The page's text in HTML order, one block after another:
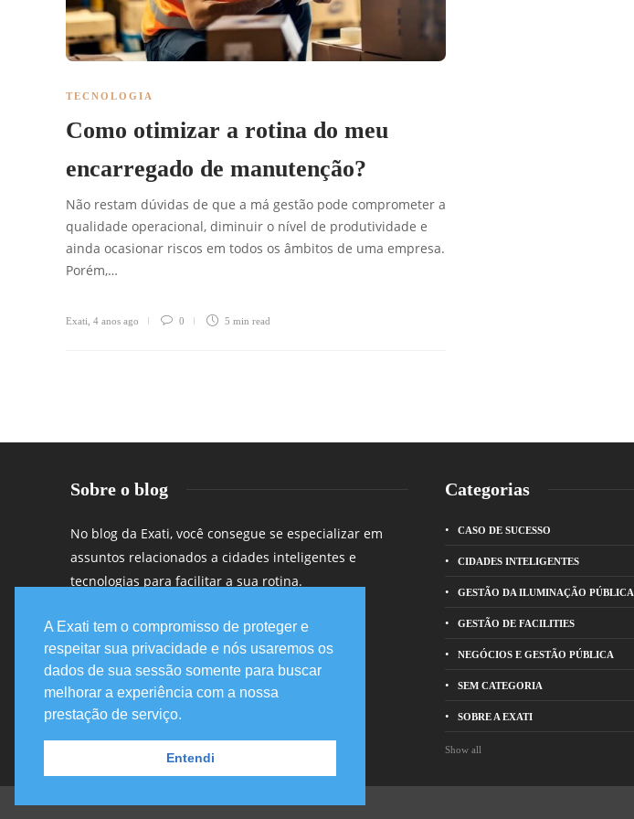
TECNOLOGIA
Como otimizar a rotina do meu
encarregado de manutenção?
Não restam dúvidas de que a má gestão pode comprometer a
qualidade operacional, diminuir o nível de produtividade e
ainda ocasionar riscos em todos os âmbitos de uma empresa.
Porém,…
Exati 4 anos ago 0 5 min read
Sobre o blog
No blog da Exati, você consegue se especializar em
assuntos relacionados a cidades inteligentes e
tecnologias para facilitar a sua rotina.
Categorias
CASO DE SUCESSO
CIDADES INTELIGENTES
GESTÃO DA ILUMINAÇÃO PÚBLICA
GESTÃO DE FACILITIES
NEGÓCIOS E GESTÃO PÚBLICA
SEM CATEGORIA
SOBRE A EXATI
Show all
A Exati tem o compromisso de proteger e
respeitar sua privacidade e nós usaremos os
dados de sua sessão somente para buscar
melhorar a experiência com a nossa
prestação de serviço.
Entendi